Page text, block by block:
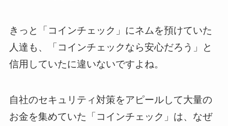
きっと「コインチェック」にネムを預けていた
人達も、「コインチェックなら安心だろう」と
信用していたに違いないですよね。
自社のセキュリティ対策をアピールして大量の
お金を集めていた「コインチェック」は、なぜ